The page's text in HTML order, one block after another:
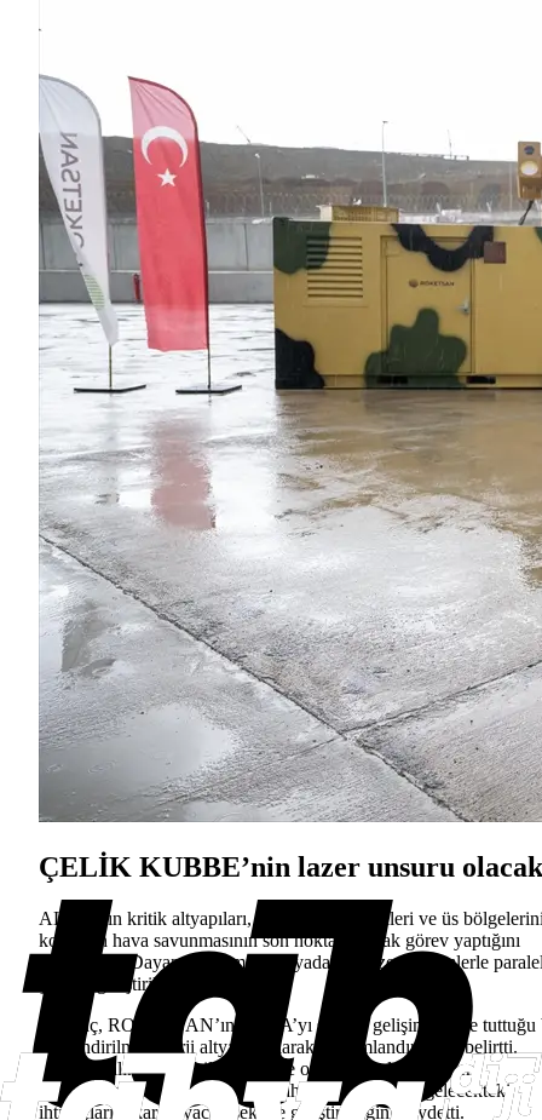
ÇELİK KUBBE’nin lazer unsuru olacak
ALKA’nın kritik altyapıları, intikal eden birlikleri ve üs
korurken hava savunmasının son noktası olarak görev yaptığını
vurgulayan Dayanç, sistemin dünyadaki benzer çözümlerle
şekilde geliştirildiğini söyledi.
Dayanç, ROKETSAN’ın ALKA’yı sürekli gelişim içinde tuttuğu
yönlendirilmiş enerji altyapısı olarak konumlandırdığını belirtti.
Sahadan alınan geri bildirimler ve operasyonel tecrübeler
doğrultusunda sistemin Türk Silahlı Kuvvetlerinin gelecekteki
ihtiyaçlarını karşılayacak şekilde geliştirildiğini kaydetti.